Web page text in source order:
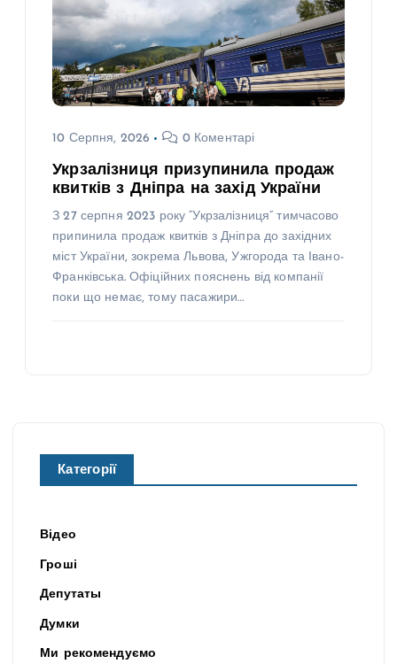
10 Серпня, 2026 0 Коментарі
Укрзалізниця призупинила продаж
квитків з Дніпра на захід України
З 27 серпня 2023 року “Укрзалізниця” тимчасово
припинила продаж квитків з Дніпра до західних
міст України, зокрема Львова, Ужгорода та Івано-
Франківська. Офіційних пояснень від компанії
поки що немає, тому пасажири…
Категорії
Відео
Гроші
Депутаты
Думки
Ми рекомендуємо